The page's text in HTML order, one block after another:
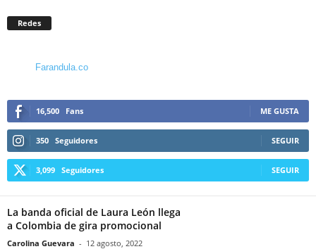
Redes
Farandula.co
16,500 Fans ME GUSTA
350 Seguidores SEGUIR
3,099 Seguidores SEGUIR
La banda oficial de Laura León llega
a Colombia de gira promocional
Carolina Guevara - 12 agosto, 2022